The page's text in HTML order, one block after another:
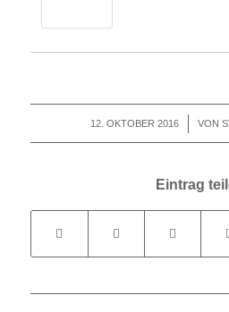
12. OKTOBER 2016
/ VON
Eintrag